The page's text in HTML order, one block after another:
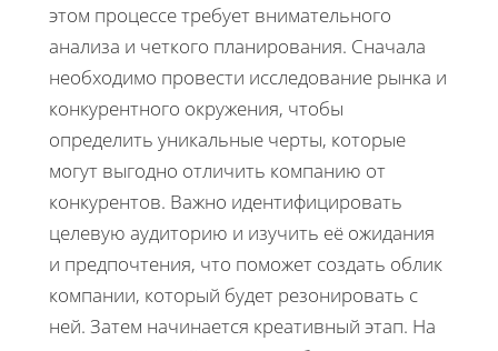
этом процессе требует внимательного
анализа и четкого планирования. Сначала
необходимо провести исследование рынка и
конкурентного окружения, чтобы
определить уникальные черты, которые
могут выгодно отличить компанию от
конкурентов. Важно идентифицировать
целевую аудиторию и изучить её ожидания
и предпочтения, что поможет создать облик
компании, который будет резонировать с
ней. Затем начинается креативный этап. На